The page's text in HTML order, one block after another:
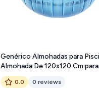
Genérico Almohadas para
Almohada De 120x120 Cm para
Cubrir Piscinas En Invierno | Kit
Cierre con Cuerda para
0.0 0 reviews